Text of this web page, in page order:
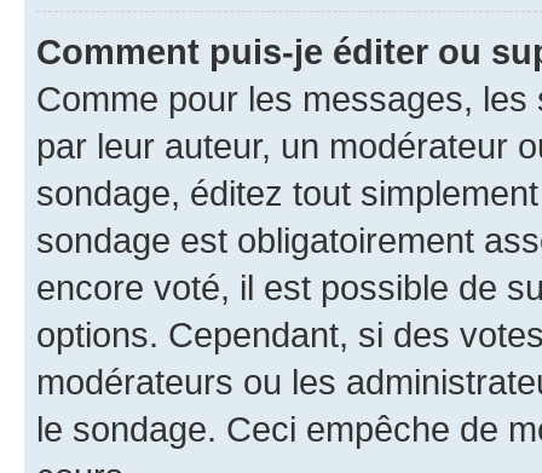
Comment puis-je éditer ou
Comme pour les messages,
par leur auteur, un modérateur
sondage, éditez tout
sondage est obligatoirement
encore voté, il est possible de
options. Cependant, si des
modérateurs ou les
le sondage. Ceci empêche de